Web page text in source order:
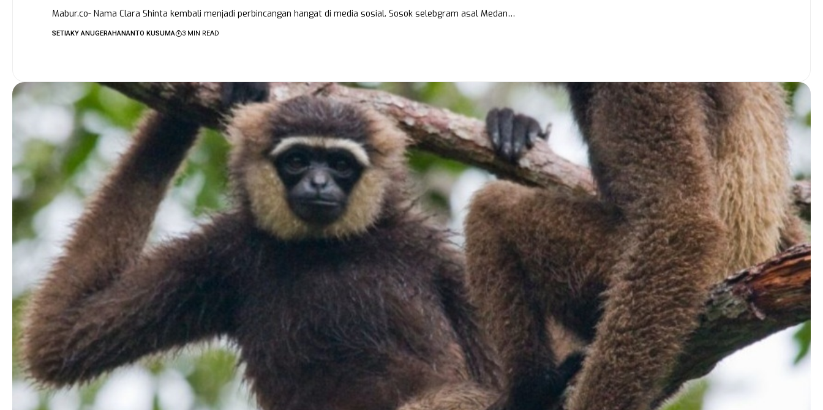
Mabur.co- Nama Clara Shinta kembali menjadi perbincangan hangat di media sosial. Sosok selebgram asal Medan…
SETIAKY ANUGERAHANANTO KUSUMA 3 MIN READ